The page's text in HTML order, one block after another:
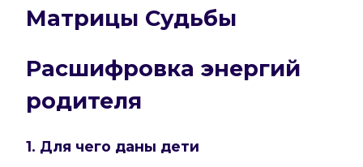
Матрицы Судьбы
Расшифровка энергий
родителя
1. Для чего даны дети